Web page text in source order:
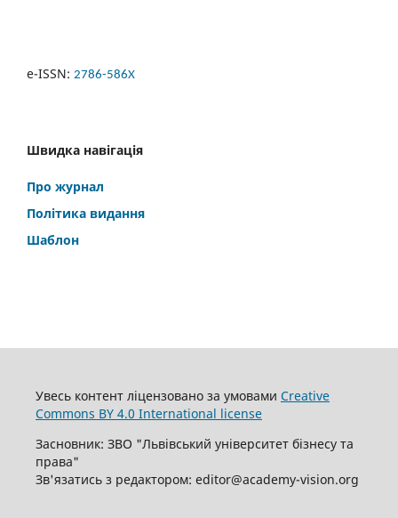
e-ISSN: 2786-586X
Швидка навігація
Про журнал
Політика видання
Шаблон
Увесь контент ліцензовано за умовами Creative
Commons BY 4.0 International license
Засновник: ЗВО "Львівський університет бізнесу та
права"
Зв'язатись з редактором: editor@academy-vision.org